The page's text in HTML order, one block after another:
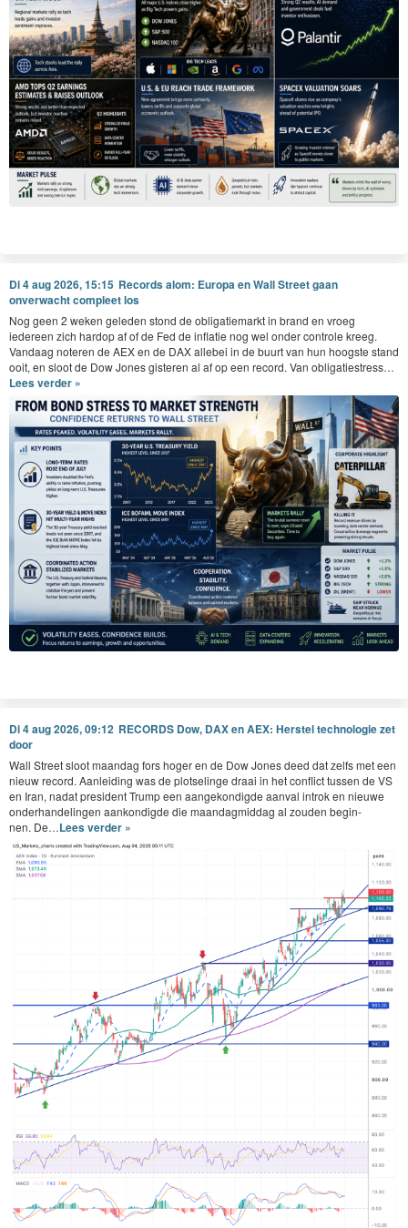
Di 4 aug 2026, 15:15 Records alom: Europa en Wall Street gaan
onverwacht compleet los
Nog geen 2 weken gele­den stond de oblig­atiemarkt in brand en vroeg
iedereen zich hardop af of de Fed de inflatie nog wel onder con­t­role kreeg.
Van­daag noteren de AEXen de DAXalle­bei in de buurt van hun hoog­ste stand
ooit, en sloot de Dow Jones gis­teren al af op een record. Van obligatiestress…
Lees verder »
Di 4 aug 2026, 09:12 RECORDS Dow, DAX en AEX: Herstel technologie zet
door
Wall Street sloot maandag fors hoger en de Dow Jones deed dat zelfs met een
nieuw record. Aan­lei­d­ing was de plot­selinge draai in het con­flict tussen de VS
en Iran, nadat pres­i­dent Trump een aangekondigde aan­val introk en nieuwe
onder­han­delin­gen aankondigde die maandag­mid­dag al zouden begin­
nen. De…Lees verder »